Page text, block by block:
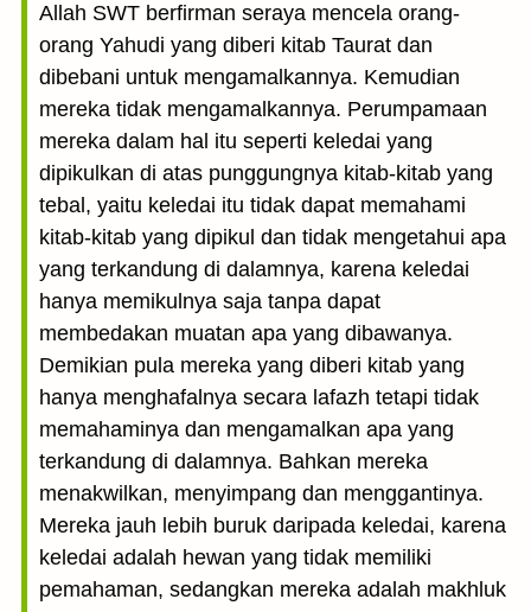
Allah SWT berfirman seraya mencela orang-
orang Yahudi yang diberi kitab Taurat dan
dibebani untuk mengamalkannya. Kemudian
mereka tidak mengamalkannya. Perumpamaan
mereka dalam hal itu seperti keledai yang
dipikulkan di atas punggungnya kitab-kitab yang
tebal, yaitu keledai itu tidak dapat memahami
kitab-kitab yang dipikul dan tidak mengetahui apa
yang terkandung di dalamnya, karena keledai
hanya memikulnya saja tanpa dapat
membedakan muatan apa yang dibawanya.
Demikian pula mereka yang diberi kitab yang
hanya menghafalnya secara lafazh tetapi tidak
memahaminya dan mengamalkan apa yang
terkandung di dalamnya. Bahkan mereka
menakwilkan, menyimpang dan menggantinya.
Mereka jauh lebih buruk daripada keledai, karena
keledai adalah hewan yang tidak memiliki
pemahaman, sedangkan mereka adalah makhluk